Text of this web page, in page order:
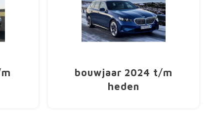
bouwjaar 2024 t/m
heden